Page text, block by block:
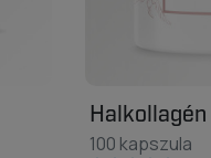
Halkollagén
100 kapszula